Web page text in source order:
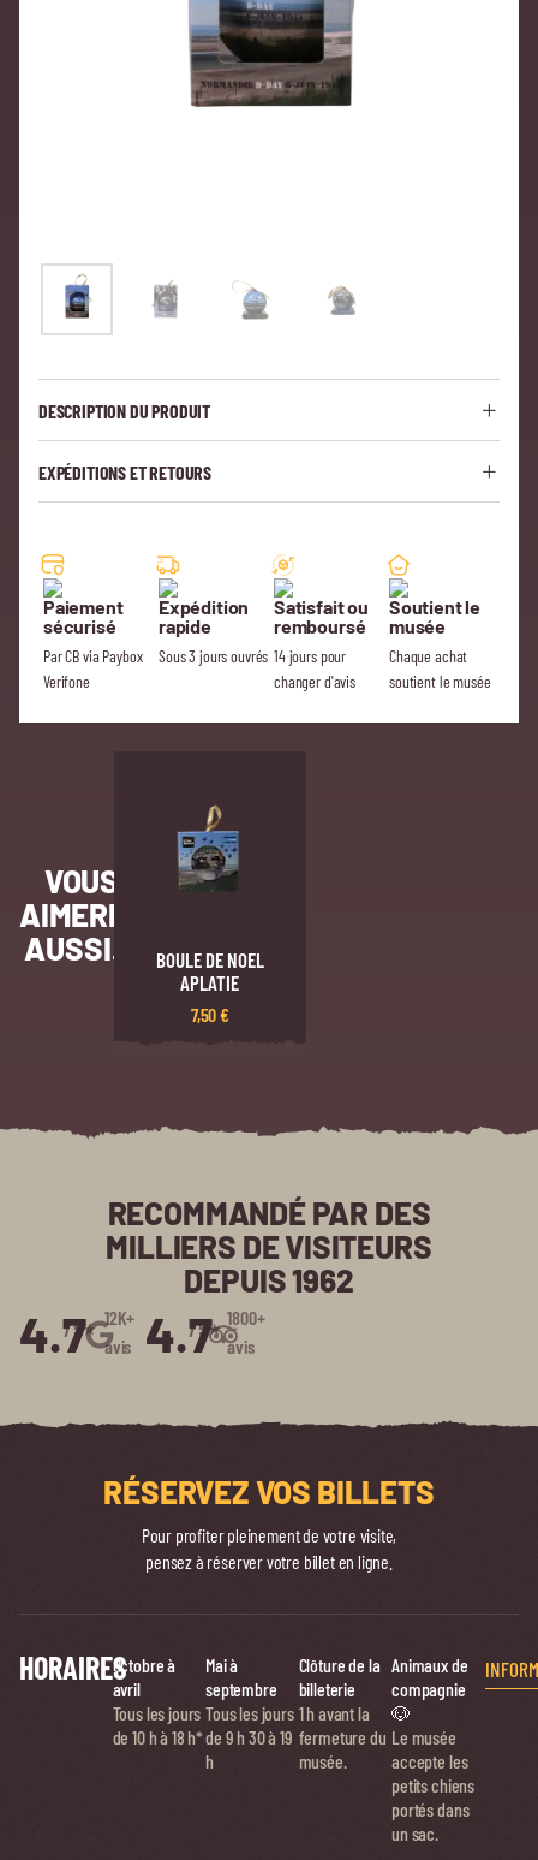
DESCRIPTION DU PRODUIT
EXPÉDITIONS ET RETOURS
Paiement
sécurisé
Par CB via Paybox
Verifone
Expédition
rapide
Sous 3 jours ouvrés
Satisfait ou
remboursé
14 jours pour
changer d'avis
Soutient le
musée
Chaque achat
soutient le musée
VOUS
AIMEREZ
AUSSI…
BOULE DE NOEL
APLATIE
7,50€
RECOMMANDÉ PAR DES
MILLIERS DE VISITEURS
DEPUIS 1962
4.7
/5⭑ 12K+
avis
4.7
/5⭑ 1800+
avis
RÉSERVEZ VOS BILLETS
Pour profiter pleinement de votre visite,
pensez à réserver votre billet en ligne.
HORAIRESOctobre à
avril
Tous les jours
de 10 h à 18 h*
Mai à
septembre
Tous les jours
de 9 h 30 à 19
h
Clôture de la
billeterie
1 h avant la
fermeture du
musée.
Animaux de
compagnie
🐶
Le musée
accepte les
petits chiens
portés dans
un sac.